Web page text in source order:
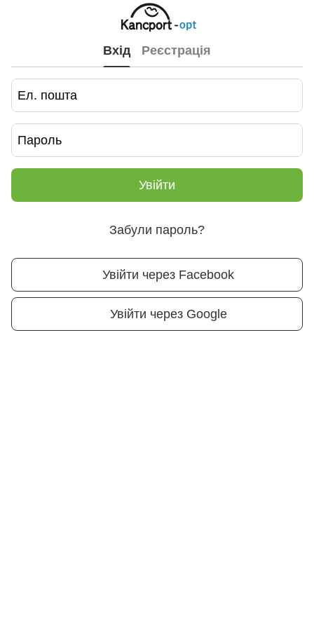
Вхід Реєстрація
Увійти
Забули пароль?
Увійти через Facebook
Увійти через Google